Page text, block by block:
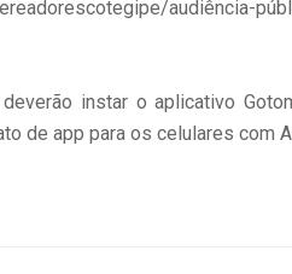
audiência-
instar o aplicativo
de app para os celulares com